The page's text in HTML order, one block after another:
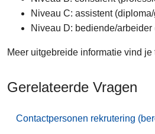
Niveau C: assistent
Niveau D: bediende/
Meer uitgebreide informatie vind
Gerelateerde Vragen
Contactpersonen rekrutering